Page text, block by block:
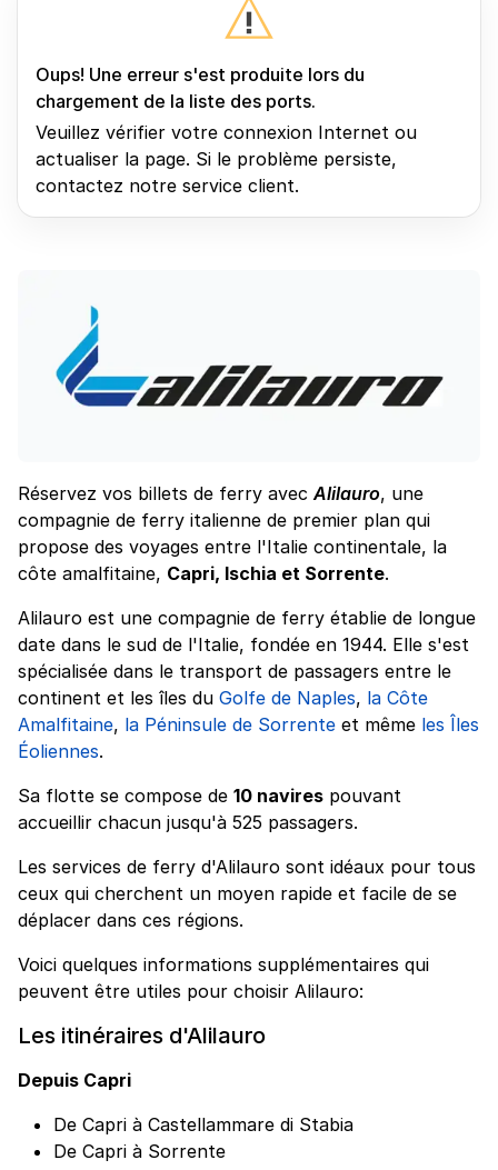
Réservez vos billets de ferry avec Alilauro, une
compagnie de ferry italienne de premier plan qui
propose des voyages entre l'Italie continentale, la
côte amalfitaine, Capri, Ischia et Sorrente.
Alilauro est une compagnie de ferry établie de longue
date dans le sud de l'Italie, fondée en 1944. Elle s'est
spécialisée dans le transport de passagers entre le
continent et les îles du Golfe de Naples, la Côte
Amalfitaine, la Péninsule de Sorrente et même les Îles
Éoliennes.
Sa flotte se compose de 10 navires pouvant
accueillir chacun jusqu'à 525 passagers.
Les services de ferry d'Alilauro sont idéaux pour tous
ceux qui cherchent un moyen rapide et facile de se
déplacer dans ces régions.
Voici quelques informations supplémentaires qui
peuvent être utiles pour choisir Alilauro:
Les itinéraires d'Alilauro
Depuis Capri
De Capri à Castellammare di Stabia
De Capri à Sorrente
Oups! Une erreur s'est produite lors du
chargement de la liste des ports.
Veuillez vérifier votre connexion Internet ou
actualiser la page. Si le problème persiste,
contactez notre service client.